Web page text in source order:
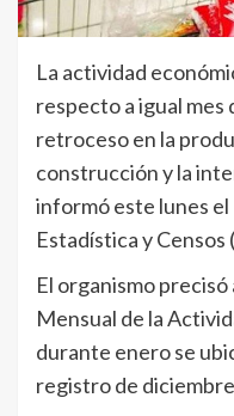
La actividad
respecto a igual mes
retroceso en la
construcción y la
informó este lunes
Estadística y Censos
El organismo
Mensual de la
durante enero se
registro de